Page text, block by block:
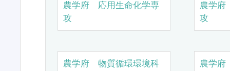
農学府 応用生命化学専
攻
農学
攻
農学府 物質循環環境科
農学